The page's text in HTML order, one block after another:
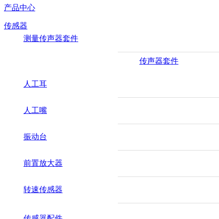
产品中心
传感器
测量传声器套件
传声器套件
人工耳
人工嘴
振动台
前置放大器
转速传感器